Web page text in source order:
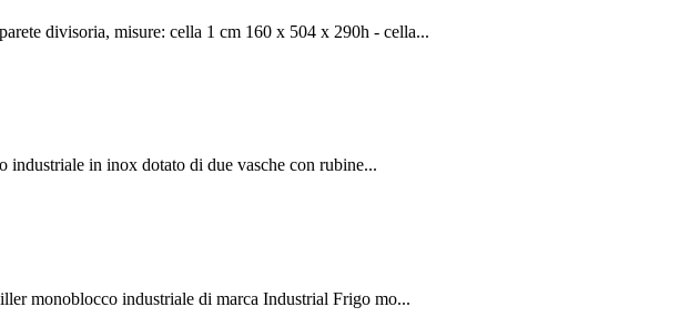
divisoria, misure: cella 1 cm 160 x 504 x 290h - cella...
in inox dotato di due vasche con rubine...
monoblocco industriale di marca Industrial Frigo mo...